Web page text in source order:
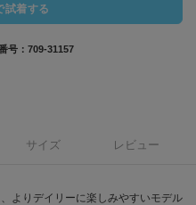
試着する
号： 709-31157
サイズ レビュー
よりデイリーに楽しみやすいモデル